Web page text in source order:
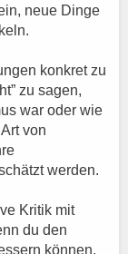
neue Dinge
konkret zu
zu sagen,
war oder wie
von
werden.
Kritik mit
du den
können,